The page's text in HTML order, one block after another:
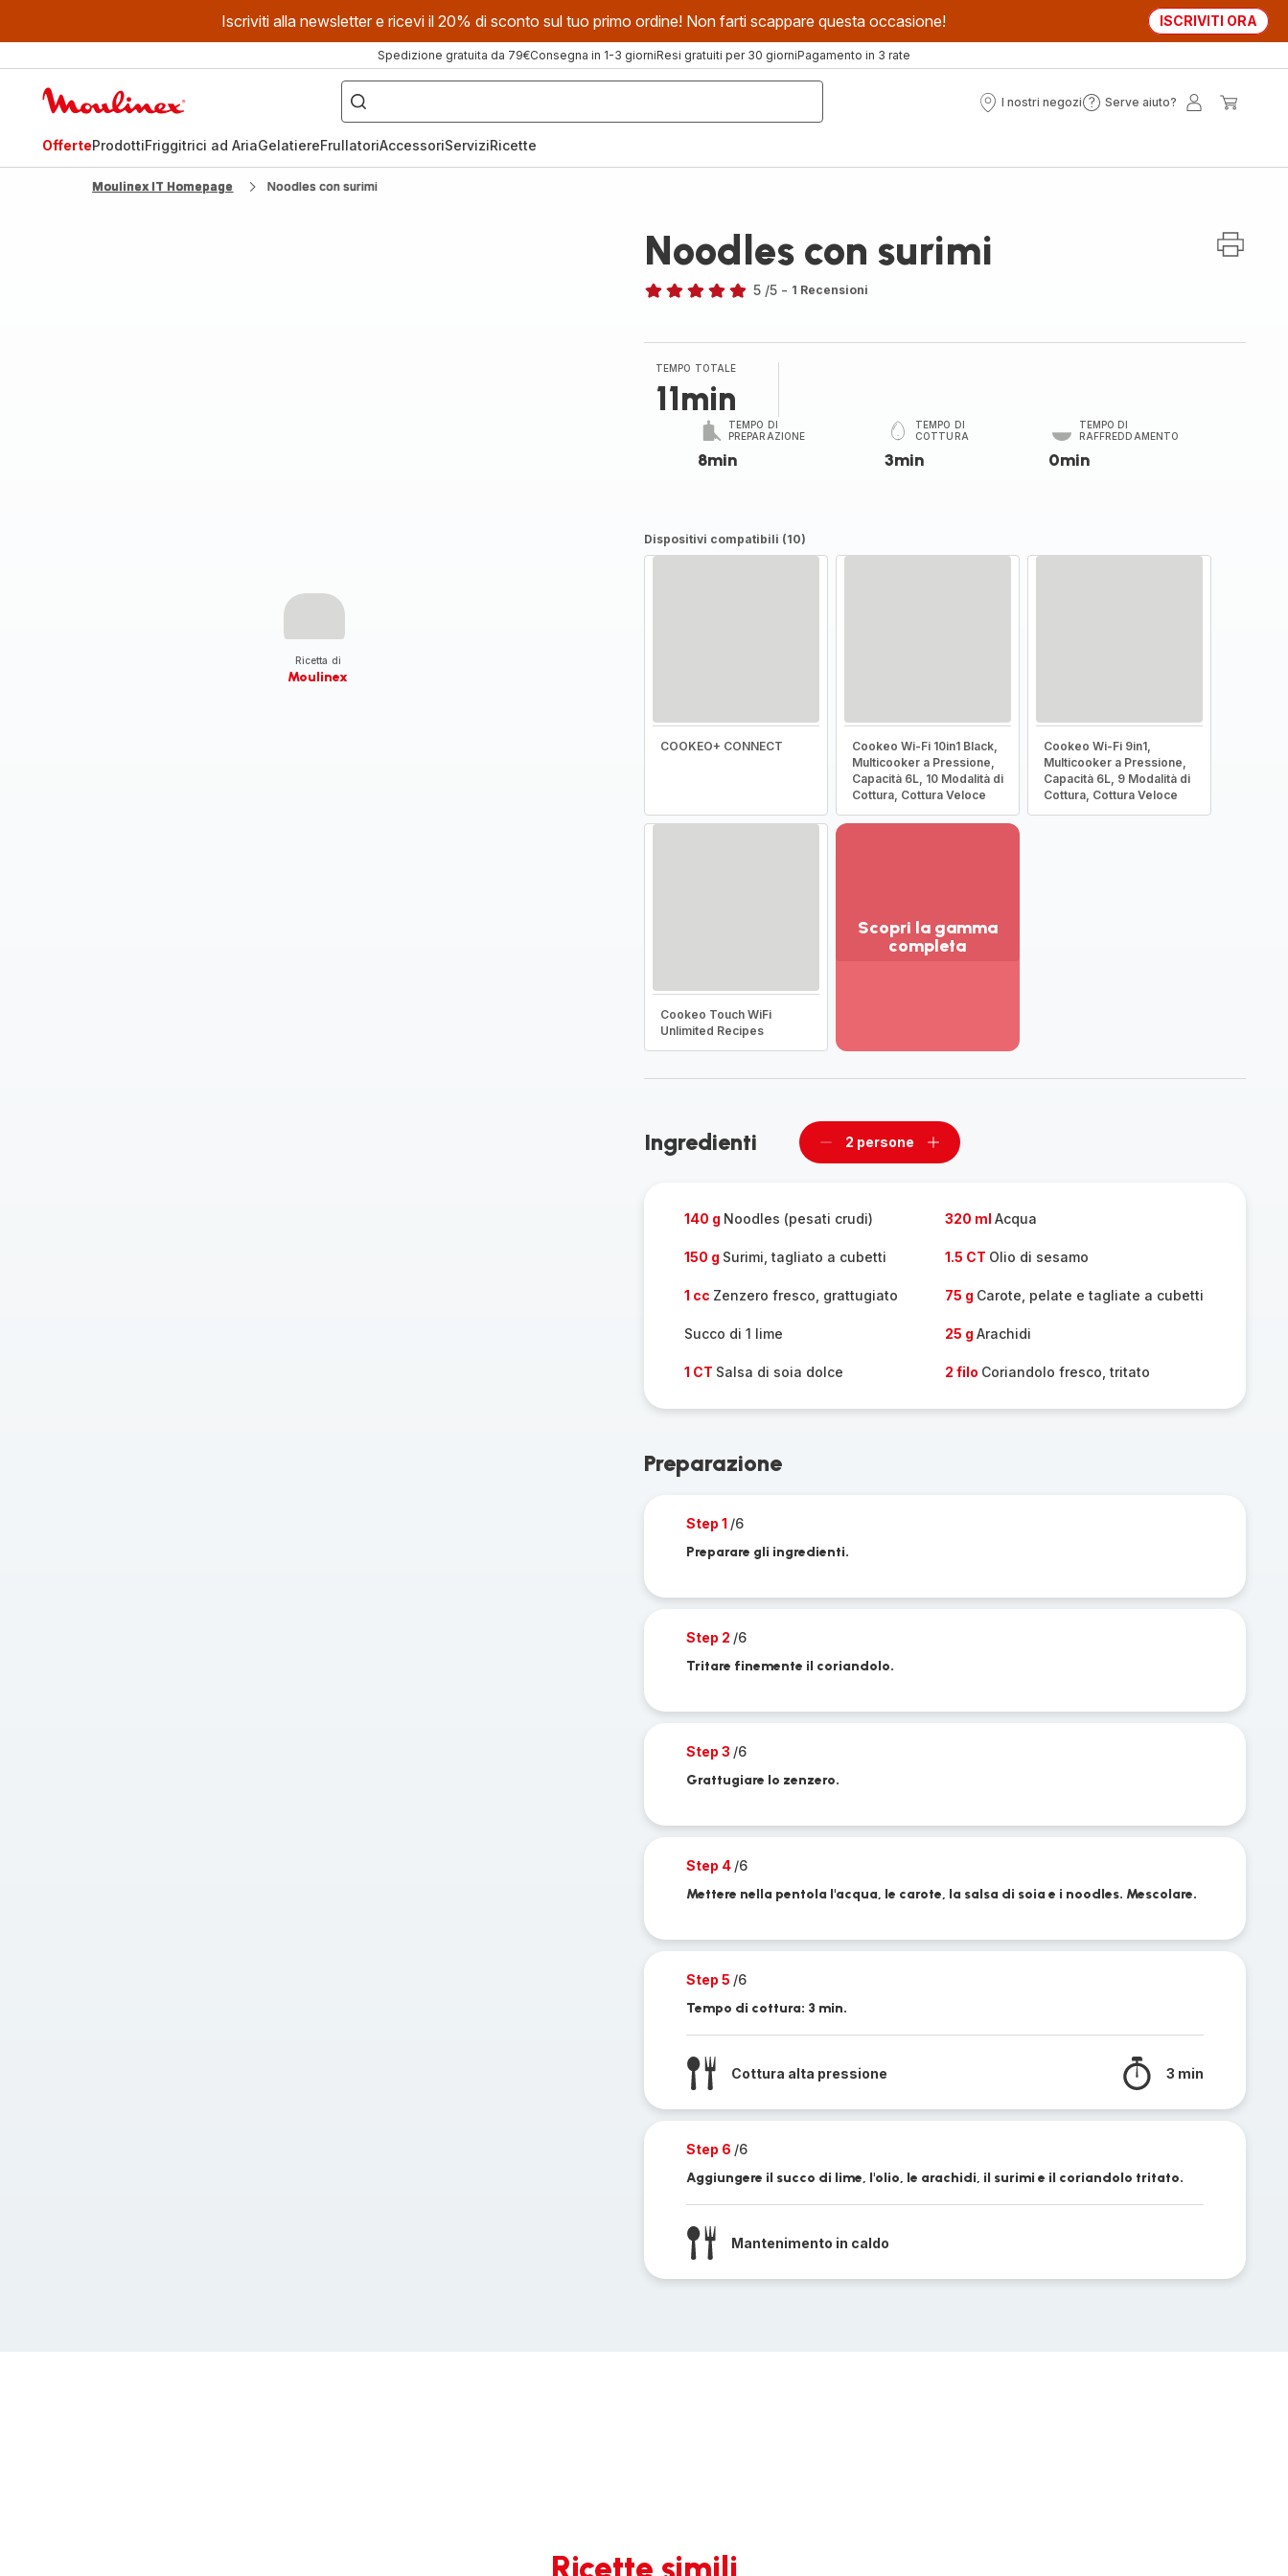
Iscriviti alla newsletter e ricevi il 20% di sconto sul tuo primo ordine! Non farti scappare questa occasione! ISCRIVITI ORA
Spedizione gratuita da 79€Consegna in 1-3 giorniResi gratuiti per 30 giorniPagamento in 3 rate
Cosa
stai
cercando?
I nostri negozi
I
Serve aiuto?
Serve
OfferteProdottiFriggitrici ad AriaGelatiereFrullatoriAccessoriServiziRicette
Moulinex IT Homepage Noodles con surimi
Ricetta di
Moulinex
Noodles con surimi
cinque
stelle
(media)
5 /5 - 1 Recensioni
TEMPO TOTALE
11min
TEMPO DI
PREPARAZIONE
8min
TEMPO DI
COTTURA
3min
TEMPO DI
RAFFREDDAMENTO
0min
Dispositivi compatibili (10)
COOKEO+ CONNECT
Cookeo Wi-Fi 10in1 Black,
Multicooker a Pressione,
Capacità 6L, 10 Modalità di
Cottura, Cottura Veloce
Cookeo Wi-Fi 9in1,
Multicooker a Pressione,
Capacità 6L, 9 Modalità di
Cottura, Cottura Veloce
Cookeo Touch WiFi
Unlimited Recipes
Scopri la gamma
completa
gamma
Ingredienti
Rimuovi
2 persone
Aggiungi
140 g Noodles (pesati crudi) 320 ml Acqua
150 g Surimi, tagliato a cubetti 1.5 CT Olio di sesamo
1 cc Zenzero fresco, grattugiato 75 g Carote, pelate e tagliate a cubetti
Succo di 1 lime 25 g Arachidi
1 CT Salsa di soia dolce 2 filo Coriandolo fresco, tritato
Preparazione
Step 1 /6
Preparare gli ingredienti.
Step 2 /6
Tritare finemente il coriandolo.
Step 3 /6
Grattugiare lo zenzero.
Step 4 /6
Mettere nella pentola l'acqua, le carote, la salsa di soia e i noodles. Mescolare.
Step 5 /6
Tempo di cottura: 3 min.
Cottura alta pressione 3 min
Step 6 /6
Aggiungere il succo di lime, l'olio, le arachidi, il surimi e il coriandolo tritato.
Mantenimento in caldo